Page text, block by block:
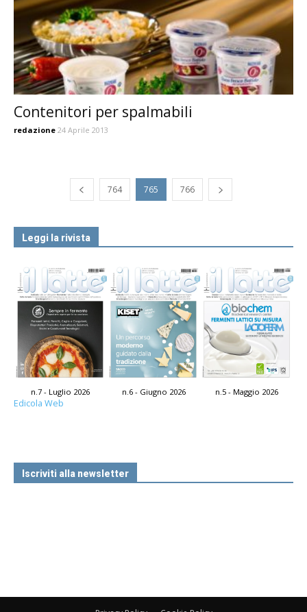
Contenitori per spalmabili
redazione 24 Aprile 2013
764 765 766
Leggi la rivista
n.7 - Luglio 2026 n.6 - Giugno 2026 n.5 - Maggio 2026
Edicola Web
Iscriviti alla newsletter